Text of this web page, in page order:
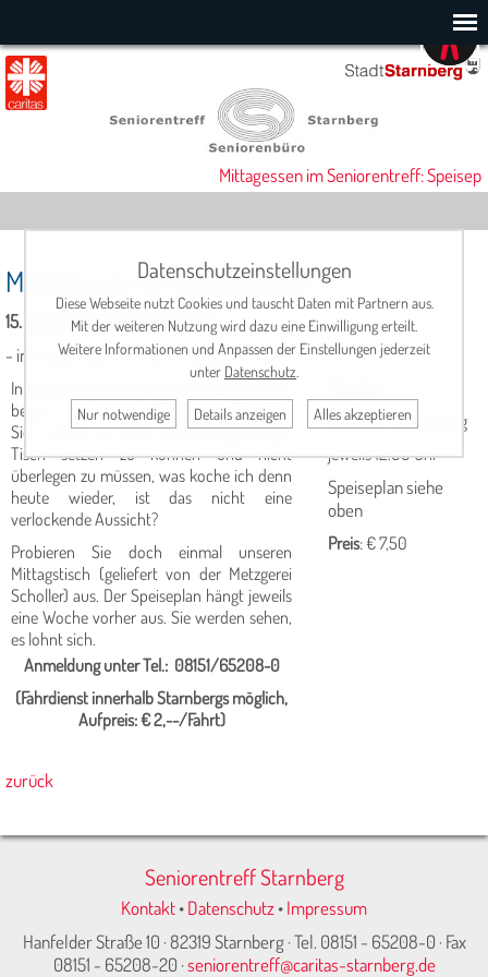
Mittagessen im Seniorentreff:
Mittagessen im Seniorentreff
15. September 2025, 12:00 Uhr
- in Kooperation mit der Metzgerei Scholler -
In netter Gesellschaft schmeckt es einfach
besser. Dies ist eine altbekannte Tatsache.
Sich zudem an einen liebevoll gedeckten
Tisch setzen zu können und nicht
überlegen zu müssen, was koche ich denn
heute wieder, ist das nicht eine
verlockende Aussicht?
Probieren Sie doch einmal unseren
Mittagstisch (geliefert von der Metzgerei
Scholler) aus. Der Speiseplan hängt jeweils
eine Woche vorher aus. Sie werden sehen,
es lohnt sich.
Anmeldung unter Tel.: 08151/65208-0
(Fahrdienst innerhalb Starn­bergs möglich,
Aufpreis: € 2,--/Fahrt)
Montag - Donnerstag
jeweils 12.00 Uhr
Speiseplan siehe
oben
Preis: € 7,50
zurück
Seniorentreff Starnberg
Kontakt•Datenschutz•Impressum
Hanfelder Straße 10 · 82319 Starnberg · Tel. 08151 - 65208-0 · Fax
08151 - 65208-20 ·seniorentreff@caritas-starnberg.de
Datenschutzeinstellungen
Diese Webseite nutzt Cookies und tauscht Daten mit Partnern aus.
Mit der weiteren Nutzung wird dazu eine Einwilligung erteilt.
Weitere Informationen und Anpassen der Einstellungen jederzeit
unter Datenschutz
Nur notwendige Details anzeigen Alles akzeptieren